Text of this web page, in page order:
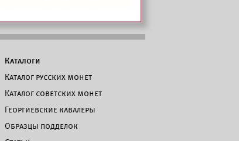
Каталоги
Каталог русских монет
Каталог советских монет
Георгиевские кавалеры
Образцы подделок